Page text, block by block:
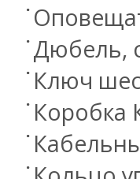
Дюбель,
Ключ
Коробка